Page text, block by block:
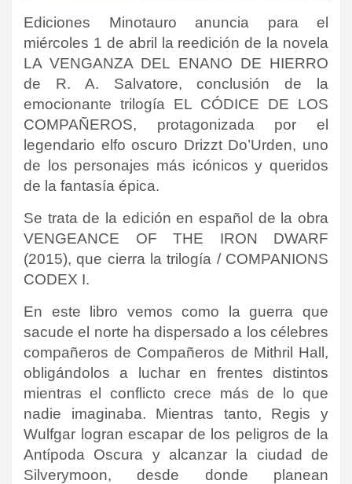
Ediciones Minotauro anuncia para el
miércoles 1 de abril la reedición de la novela
LA VENGANZA DEL ENANO DE HIERRO
de R. A. Salvatore, conclusión de la
emocionante trilogía EL CÓDICE DE LOS
COMPAÑEROS, protagonizada por el
legendario elfo oscuro Drizzt Do’Urden, uno
de los personajes más icónicos y queridos
de la fantasía épica.
Se trata de la edición en español de la obra
VENGEANCE OF THE IRON DWARF
(2015),que cierra la trilogía / COMPANIONS
CODEX I.
En este libro vemos como la guerra que
sacude el norte ha dispersado a los célebres
compañeros de Compañeros de Mithril Hall,
obligándolos a luchar en frentes distintos
mientras el conflicto crece más de lo que
nadie imaginaba. Mientras tanto, Regis y
Wulfgar logran escapar de los peligros de la
Antípoda Oscura y alcanzar la ciudad de
Silverymoon, desde donde planean